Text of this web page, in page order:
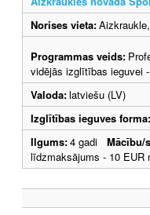
Norises vieta:
Programmas veids:
vidējās izglītības ieguvei
Valoda:latviešu (LV)
Izglītības ieguves forma:
Ilgums:4 gadi Mācību/
līdzmaksājums - 10 EUR